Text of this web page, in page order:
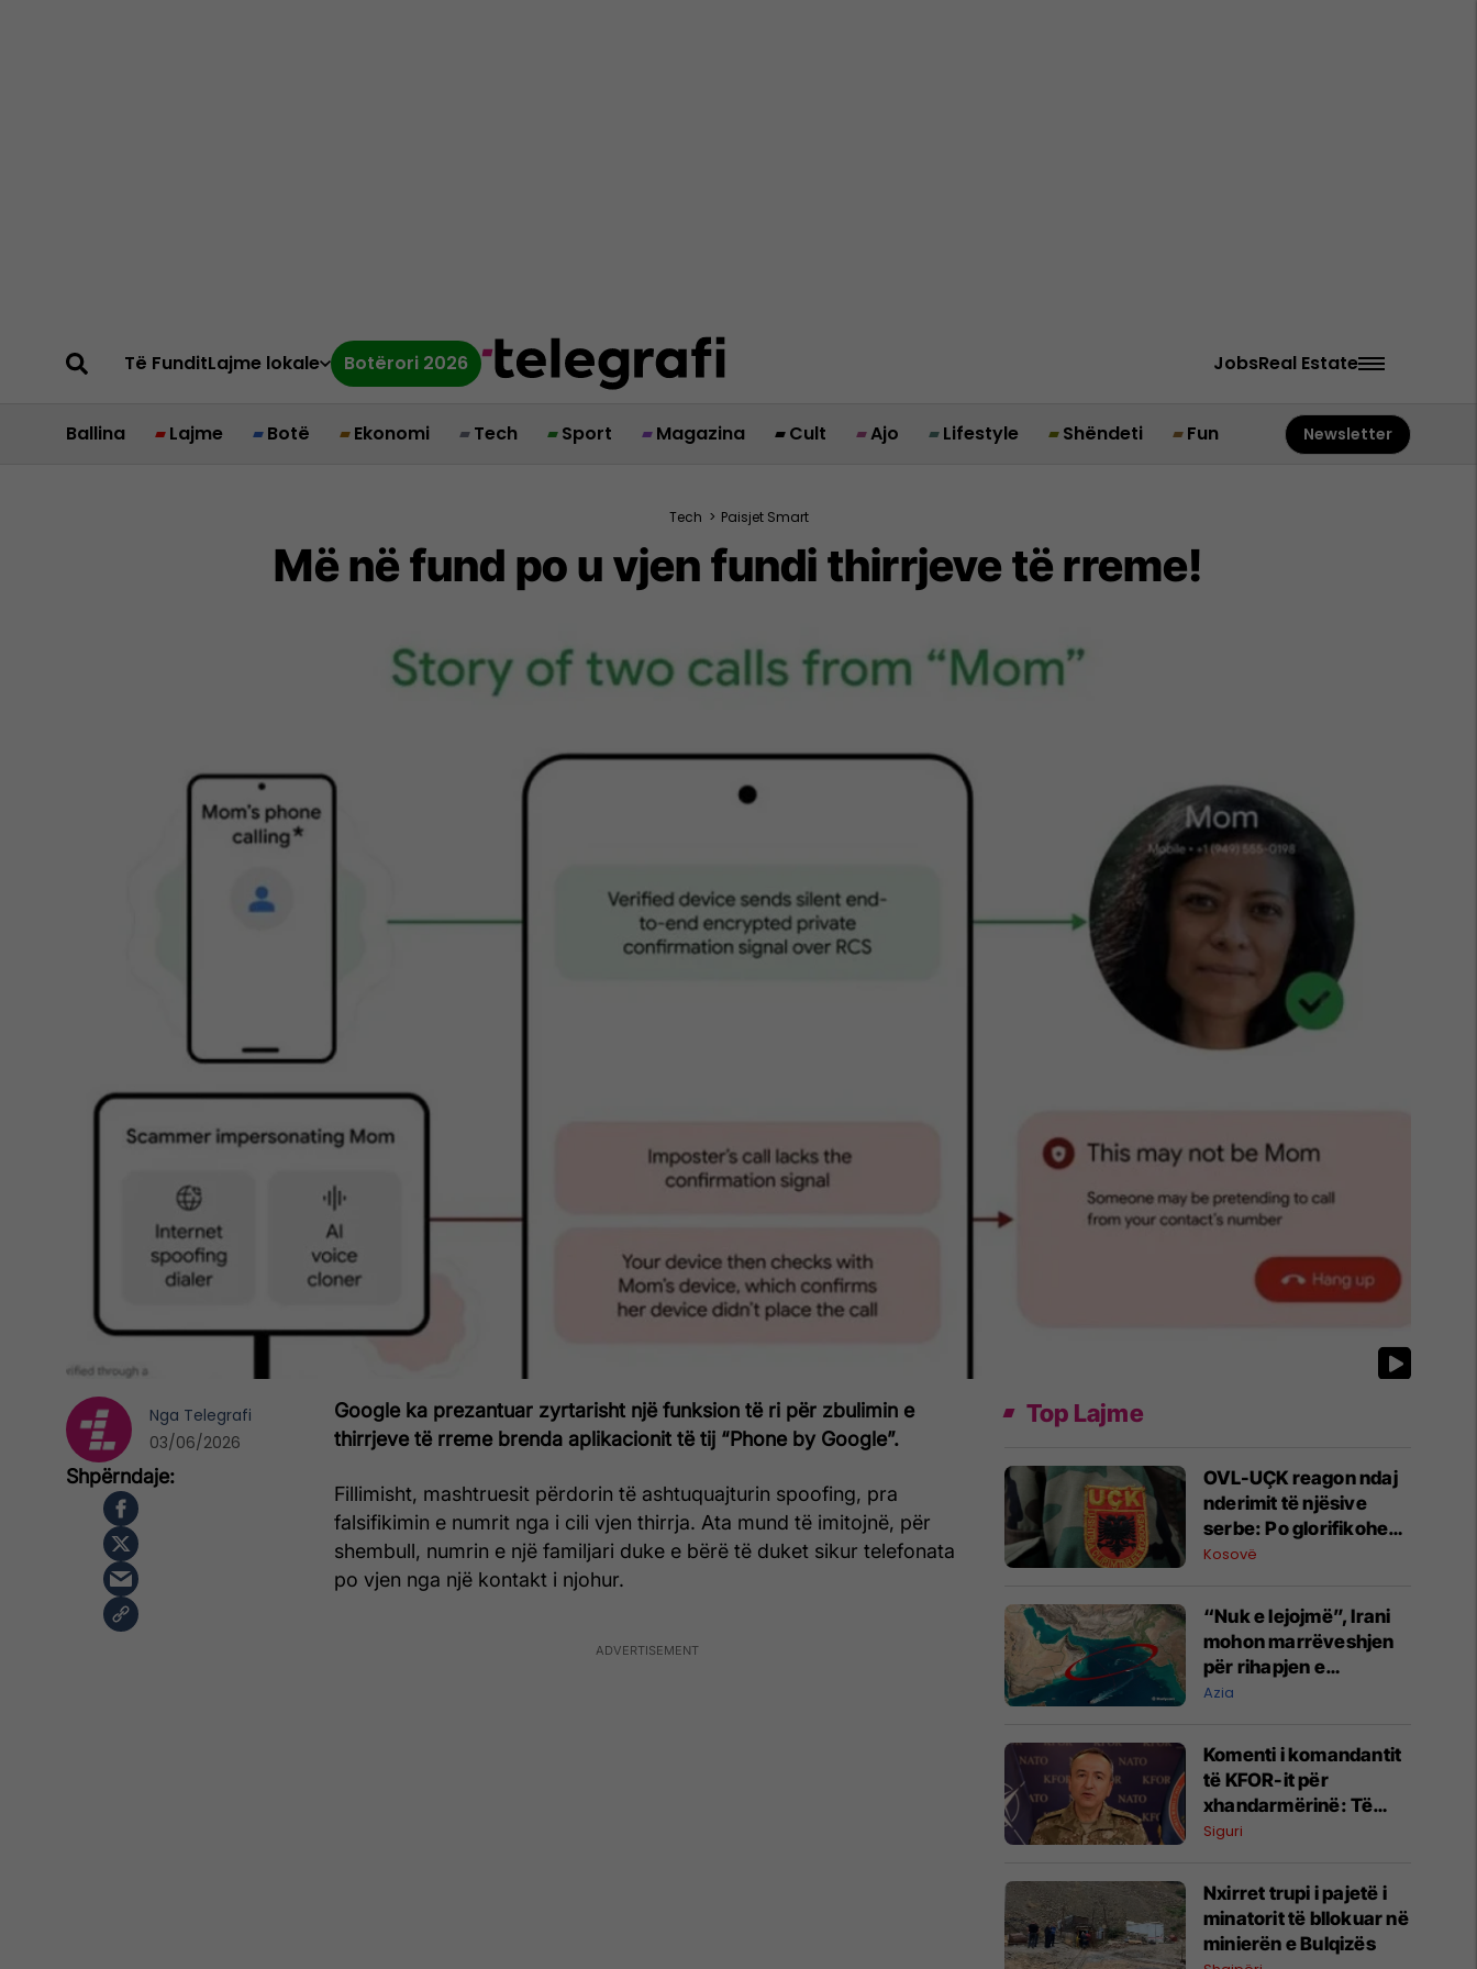
Të FunditLajme lokale Botërori 2026 JobsReal Estate
Ballina Lajme Botë Ekonomi Tech Sport Magazina Cult Ajo Lifestyle Shëndeti Fun Newsletter
Tech > Paisjet Smart
Më në fund po u vjen fundi thirrjeve të rreme!
Google ka prezantuar zyrtarisht një funksion të ri për zbulimin e
thirrjeve të rreme brenda aplikacionit të tij “Phone by Google”.
Fillimisht, mashtruesit përdorin të ashtuquajturin spoofing, pra
falsifikimin e numrit nga i cili vjen thirrja. Ata mund të imitojnë, për
shembull, numrin e një familjari duke e bërë të duket sikur telefonata
po vjen nga një kontakt i njohur.
Nga Telegrafi
03/06/2026
Top Lajme
OVL-UÇK reagon ndaj
nderimit të njësive
serbe: Po glorifikohen
mohuesit e krimeve të
Kosovë
“Nuk e lejojmë”, Irani
mohon marrëveshjen
për rihapjen e
Ngushticës së
Azia
Komenti i komandantit
të KFOR-it për
xhandarmërinë: Të
shmanget dyfishimi i
Siguri
Nxirret trupi i pajetë i
minatorit të bllokuar në
minierën e Bulqizës